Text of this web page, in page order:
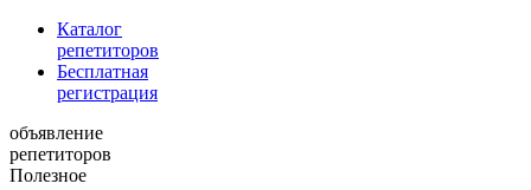
Каталог
репетиторов
Бесплатная
регистрация
объявление
репетиторов
Полезное